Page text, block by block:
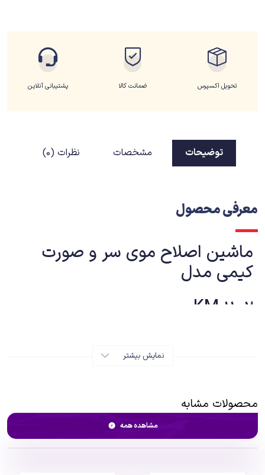
تحویل اکسپرس ضمانت کالا پشتیبانی آنلاین
توضیحات مشخصات نظرات (0)
معرفی محصول
ماشین اصلاح موی سر و صورت
کیمی مدل
KM-1102
هوشمندانه‌ترین انتخاب‌ها برای کسانی قلمداد کرد که به آراستگی ظاهر خود
اهمیت می‌دهند. این ماشین اصلاح علی‌رغم بهره‌مندی از تیغه‌هایی از جنس
نمایش بیشتر
محصولات مشابه
مشاهده همه